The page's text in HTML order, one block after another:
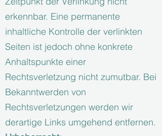
erkennbar. Eine permanente
inhaltliche Kontrolle der verlinkten
Seiten ist jedoch ohne konkrete
Anhaltspunkte einer
Rechtsverletzung nicht zumutbar. Bei
Bekanntwerden von
Rechtsverletzungen werden wir
derartige Links umgehend entfernen.